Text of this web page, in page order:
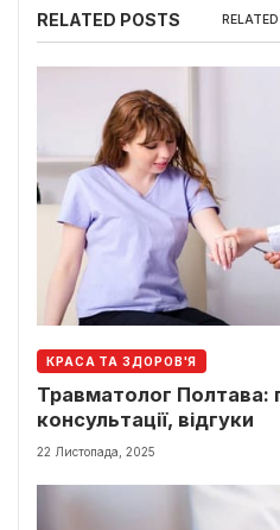
RELATED POSTS
КРАСА ТА ЗДОРОВ'Я
Травматолог Полтава:
консультації, відгуки
22 Листопада, 2025